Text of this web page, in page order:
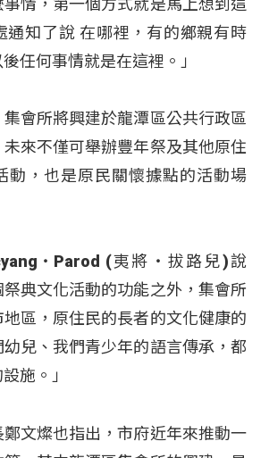
通知了說 在哪裡，有的鄉親有時
任何事情就是在這裡。」
會所將興建於龍潭區公共行政區
來不僅可舉辦豐年祭及其他原住
動，也是原民關懷據點的活動場
(夷將‧拔路兒)說
典文化活動的功能之外，集會所
區，原住民的長者的文化健康的
兒、我們青少年的語言傳承，都
施。」
文燦也指出，市府近年來推動一